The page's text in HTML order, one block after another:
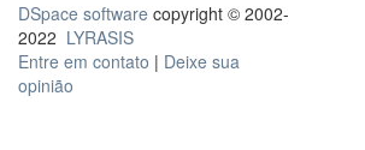
DSpace software copyright © 2002-
2022 LYRASIS
Entre em contato | Deixe sua
opinião